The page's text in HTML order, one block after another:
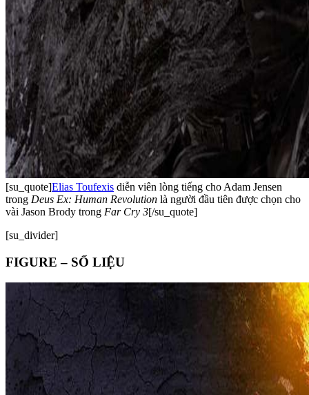
[su_quote]Elias Toufexis diễn viên lòng tiếng cho Adam Jensen
trong Deus Ex: Human Revolution là người đầu tiên được chọn cho
vài Jason Brody trong Far Cry 3[/su_quote]
[su_divider]
FIGURE – SỐ LIỆU